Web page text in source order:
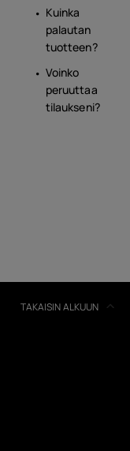
Kuinka
palautan
tuotteen?
Voinko
peruuttaa
tilaukseni?
TAKAISIN ALKUUN